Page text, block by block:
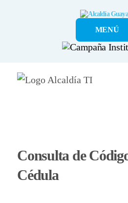
Guayaquil
MENÚ
Consulta de
Cédula